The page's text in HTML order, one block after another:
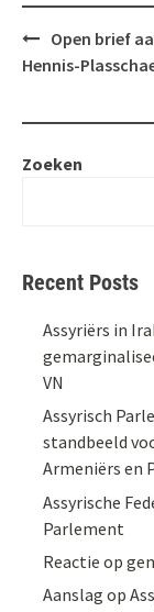
Bericht
navigatie
Open brief
Hennis-
Zoeken
Recent Posts
Assyriërs in
VN
Assyrisch
standbeeld
Armeniërs en
Assyrische
Parlement
Reactie op
Aanslag op